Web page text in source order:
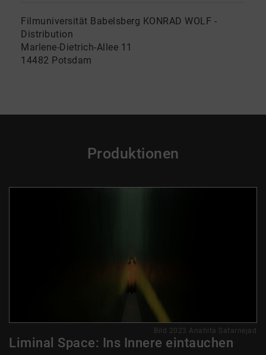
Filmuniversität Babelsberg KONRAD WOLF -
Distribution
Marlene-Dietrich-Allee 11
14482 Potsdam
Produktionen
Bild 2023 Anahita Safarnejad
Liminal Space: Ins Innere eintauchen